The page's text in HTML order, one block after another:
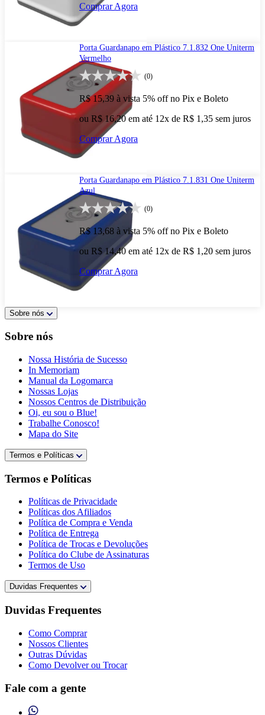
Comprar Agora
Porta Guardanapo em Plástico 7.1.832 One Uniterm
Vermelho
(0)
R$ 15,39 à vista 5% off no Pix e Boleto
ou R$ 16,20 em até 12x de R$ 1,35 sem juros
Comprar Agora
Porta Guardanapo em Plástico 7.1.831 One Uniterm
Azul
(0)
R$ 13,68 à vista 5% off no Pix e Boleto
ou R$ 14,40 em até 12x de R$ 1,20 sem juros
Comprar Agora
Sobre nós
Sobre nós
Nossa História de Sucesso
In Memoriam
Manual da Logomarca
Nossas Lojas
Nossos Centros de Distribuição
Oi, eu sou o Blue!
Trabalhe Conosco!
Mapa do Site
Termos e Políticas
Termos e Políticas
Políticas de Privacidade
Políticas dos Afiliados
Política de Compra e Venda
Política de Entrega
Política de Trocas e Devoluções
Política do Clube de Assinaturas
Termos de Uso
Duvidas Frequentes
Duvidas Frequentes
Como Comprar
Nossos Clientes
Outras Dúvidas
Como Devolver ou Trocar
Fale com a gente